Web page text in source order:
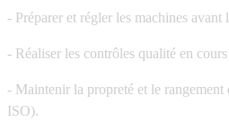
- Préparer et régler les machines avant
- Réaliser les contrôles qualité en
- Maintenir la propreté et le
ISO).